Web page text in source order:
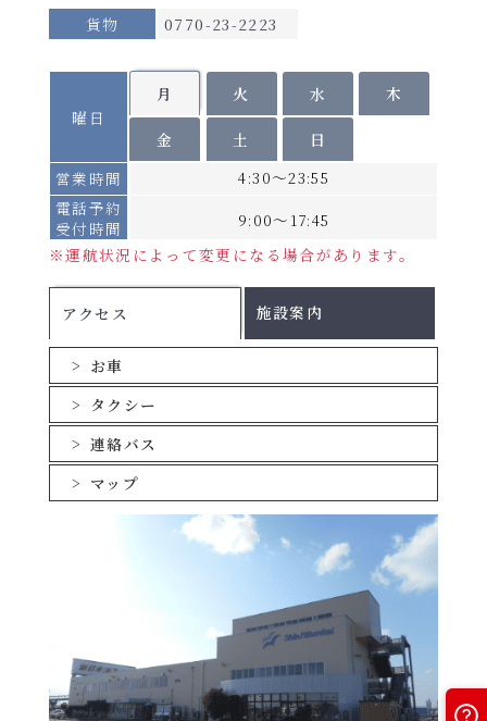
※船舶は変更になる場合がございます。
運航日
火・木・日
新潟着
→
翌日06：00着
南行き【2026年10月1日出港便より】
運航日
水・金・日
敦賀着
→
翌日06：00着
※
運航スケジュールが変則的になる場合がござ
います。
詳しい運航スケジュールにつきましては、配船
表を必ずご確認ください。
運航スケジュール
配船表
各運航日の船舶名はこちらをご確認ください。
PDF
PDF
期
2026年8月3日～6
日、8月16日、9月17
日、9月27日
南行
8月17
日、9
期
2026年8月1日～8月
日、9月18日～26日
～16
日、9
～26日
※以降の設定期間は後日ご案内いたします。
旅客運賃(おひとり様あたり)
船室 期間A 期間B 期間C
ツーリストB・
8,600円 9,000円 11,000円
10,200円 12,800円
12,600円
17,200円 18,000円
21,200円
デラックスA
19,000円 19,800円
23,200円
スイート
41,000円 46,500円 47,500円
貨物 0770-23-2223
曜日
営業時間
電話予約
受付時間
月 火 水 木
金 土
日
4:30～23:55
9:00～17:45
※運航状況によって変更になる場合があります。
アクセス
お車
タクシー
連絡バス
マップ
施設案内